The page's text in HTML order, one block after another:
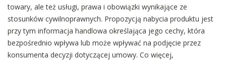
towary, ale też usługi, prawa i obowiązki wynikające ze
stosunków cywilnoprawnych. Propozycją nabycia produktu jest
przy tym informacja handlowa określająca jego cechy, która
bezpośrednio wpływa lub może wpływać na podjęcie przez
konsumenta decyzji dotyczącej umowy. Co więcej,